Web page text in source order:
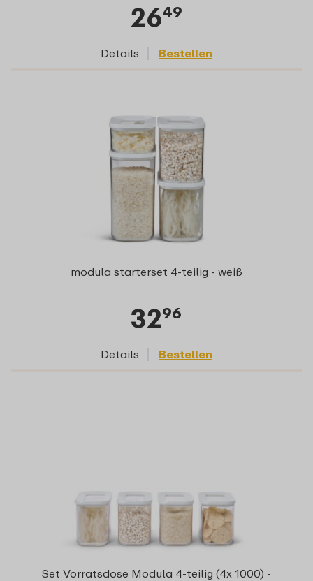
2649
Details Bestellen
modula starterset 4-teilig - weiß
3296
Details Bestellen
Set Vorratsdose Modula 4-teilig (4x 1000) -